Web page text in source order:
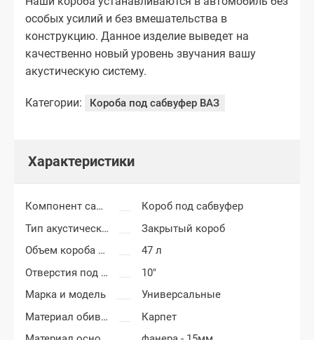
особых усилий и без вмешательства в
конструкцию. Данное изделие выведет на
качественно новый уровень звучания вашу
акустическую систему.
Категории: Короба под сабвуфер ВАЗ
Характеристики
Компонент салона
Короб под сабвуфер
Тип акустического короба
Закрытый короб
Объем короба сабвуфера
47 л
Отверстия под сабвуфер
10"
Марка и модель
Универсальные
Материал обивки короба сабвуфера
Карпет